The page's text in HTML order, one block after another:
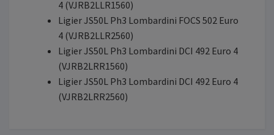
4 (VJRB2LLR1560)
Ligier JS50L Ph3 Lombardini FOCS 502 Euro
4 (VJRB2LLR2560)
Ligier JS50L Ph3 Lombardini DCI 492 Euro 4
(VJRB2LRR1560)
Ligier JS50L Ph3 Lombardini DCI 492 Euro 4
(VJRB2LRR2560)